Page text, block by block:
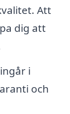
Att
dig att
i
och